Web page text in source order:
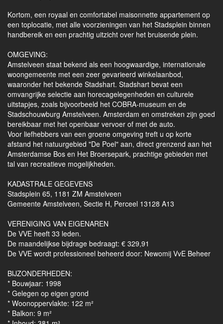
Kortom, een royaal en comfortabel maisonnette appartement op
een toplocatie, met alle voorzieningen van het Stadsplein binnen
handbereik en een prachtig uitzicht over het bruisende plein.
OMGEVING:
Amstelveen staat bekend als een hoogwaardige, internationale
woongemeente met een zeer gevarieerd winkelaanbod,
waaronder het bekende Stadshart. Stadshart bevat een
omvangrijke selectie aan horecagelegenheden en culturele
uitstapjes, zoals bijvoorbeeld het COBRA-museum en de
Stadschouwburg Amstelveen. Amsterdam en omstreken zijn goed
bereikbaar met het openbaar vervoer of met de auto.
Voor liefhebbers van een groene omgeving treft u op korte
afstand het natuurgebied "De Poel" aan, direct grenzend aan het
Amsterdamse Bos en Het Broersepark, prachtige gebieden met
tal van recreatieve mogelijkheden.
KADASTRALE GEGEVENS
Stadsplein 65, 1181 ZM Amstelveen
Gemeente Amstelveen, Sectie H, Perceel 13128 A13
VERENIGING VAN EIGENAREN
De VVE heeft 33 leden.
De maandelijkse bijdrage bedraagt: € 329,91
De VVE wordt professioneel beheerd door: Newomij VvE Beheer
BIJZONDERHEDEN:
* Bouwjaar: 1998
* Gelegen op eigen grond
* Woonoppervlakte: 122 m²
* Balkon: 9 m²